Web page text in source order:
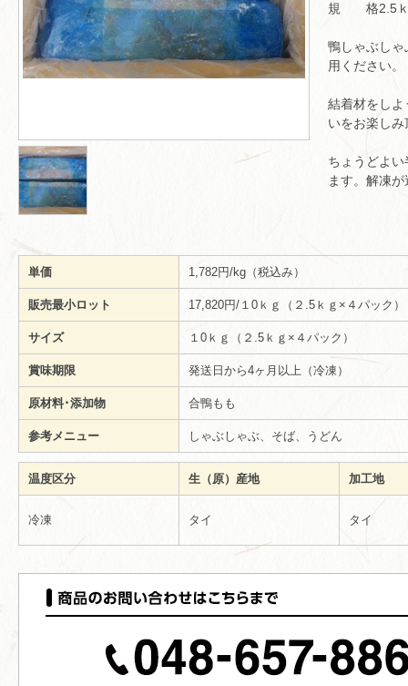
規 格2.5ｋ
鴨しゃぶし
用ください。
結着材をし
いをお楽し
ちょうどよ
ます。解凍
単価 1,782円/kg（税込み）
販売最小ロット 17,820円/１0ｋｇ（２.5ｋｇ×４パック
サイズ １0ｋｇ（２.5ｋｇ×４パック）
賞味期限 発送日から4ヶ月以上（冷凍）
原材料･添加物 合鴨もも
参考メニュー しゃぶしゃぶ、そば、うどん
温度区分 生（原）産地 加工地
冷凍 タイ タイ